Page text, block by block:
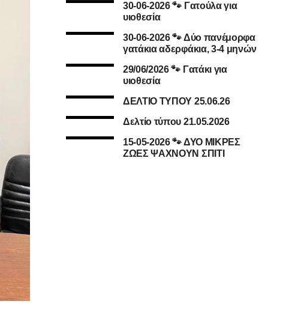
30-06-2026 🐾 Γατούλα για
υιοθεσία
30-06-2026 🐾 Δύο πανέμορφα
γατάκια αδερφάκια, 3-4 μηνών
29/06/2026 🐾 Γατάκι για
υιοθεσία
ΔΕΛΤΙΟ ΤΥΠΟΥ 25.06.26
Δελτίο τύπου 21.05.2026
15-05-2026 🐾 ΔΥΟ ΜΙΚΡΕΣ
ΖΩΕΣ ΨΑΧΝΟΥΝ ΣΠΙΤΙ